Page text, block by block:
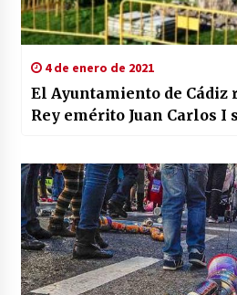
4 de enero de 2021
El Ayuntamiento de Cádiz
Rey emérito Juan Carlos I